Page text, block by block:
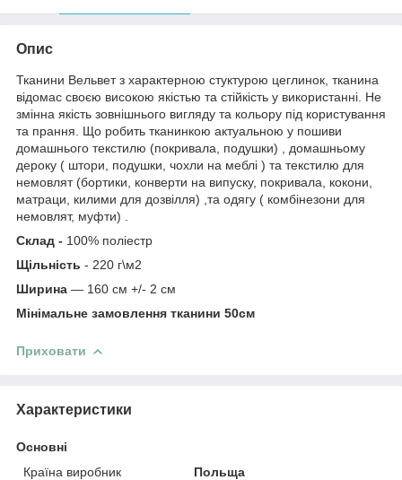
Опис
Тканини Вельвет з характерною стуктурою цеглинок, тканина
відомас своєю високою якістью та стійкість у використанні. Не
змінна якість зовнішнього вигляду та кольору під користування
та прання. Що робить тканинкою актуальною у пошиви
домашнього текстилю (покривала, подушки) , домашньому
дероку ( штори, подушки, чохли на меблі ) та текстилю для
немовлят (бортики, конверти на випуску, покривала, кокони,
матраци, килими для дозвілля) ,та одягу ( комбінезони для
немовлят, муфти) .
Склад - 100% поліестр
Щільність - 220 г\м2
Ширина — 160 см +/- 2 см
Мінімальне замовлення тканини 50см
Приховати
Характеристики
Основні
Країна виробник
Польща